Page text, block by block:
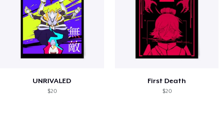
UNRIVALED
$20
First Death
$20